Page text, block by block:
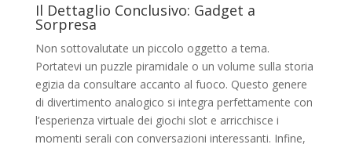
Il Dettaglio Conclusivo: Gadget a
Sorpresa
Non sottovalutate un piccolo oggetto a tema.
Portatevi un puzzle piramidale o un volume sulla storia
egizia da consultare accanto al fuoco. Questo genere
di divertimento analogico si integra perfettamente con
l’esperienza virtuale dei giochi slot e arricchisce i
momenti serali con conversazioni interessanti. Infine,